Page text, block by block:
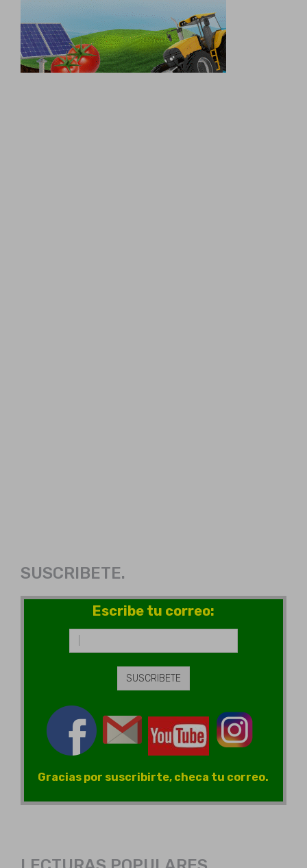
SUSCRIBETE.
Escribe tu correo:
Gracias por suscribirte, checa tu correo.